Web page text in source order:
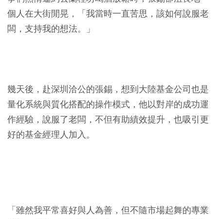
個人在大街閒晃，「我當時一直苦思，該如何說服老
闆，支持我的想法。」
幾天後，赴深圳洽公的張錫，想到大陸基金公司也是
量化系統與質化搭配的操作模式，他以對岸的成功運
作經驗，說服了老闆，不但有助績效提升，也吸引更
好的基金經理人加入。
「雖然我平常喜好與人為善，但不隨市場起舞的專業